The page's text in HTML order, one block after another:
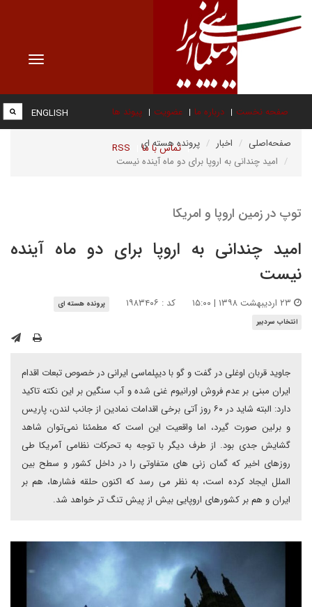
Toggle
صفحه نخست درباره ما عضویت پیوند ها
تماس با ما RSS
ENGLISH
صفحه‌اصلی اخبار
پرونده هسته ای
امید چندانی به اروپا برای دو ماه آینده نیست
توپ در زمین اروپا و امریکا
امید چندانی به اروپا برای دو ماه آینده
نیست
کد : ۱۹۸۳۴۰۶
پرونده هسته ای
انتخاب سردبیر
جاوید قربان اوغلی در گفت و گو با دیپلماسی ایرانی در خصوص تبعات اقدام
ایران مبنی بر عدم فروش اورانیوم غنی شده و آب سنگین بر این نکته تاکید
دارد: البته شاید در ۶۰ روز آتی برخی اقدامات نمادین از جانب لندن، پاریس
و برلین صورت گیرد، اما واقعیت این است که مطمئنا نمی‌توان شاهد
گشایش جدی بود. از طرف دیگر با توجه به تحرکات نظامی آمریکا طی
روزهای اخیر که گمان زنی های متفاوتی را در داخل کشور و سطح بین
الملل ایجاد کرده است، به نظر می رسد که اکنون حلقه فشارها، هم بر
ایران و هم بر کشورهای اروپایی بیش از پیش تنگ تر خواهد شد.